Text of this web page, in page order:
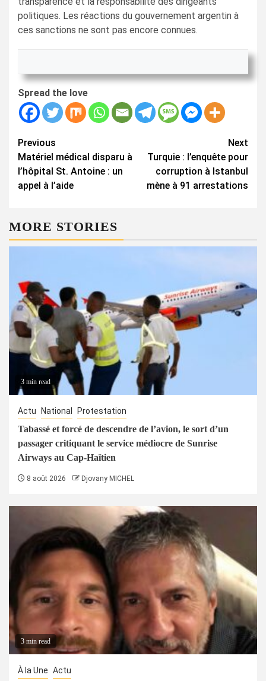
politiques. Les réactions du gouvernement argentin à
ces sanctions ne sont pas encore connues.
Spread the love
Continue
Reading
Previous
Matériel médical disparu à
l’hôpital St. Antoine : un
appel à l’aide
Next
Turquie : l’enquête pour
corruption à Istanbul
mène à 91 arrestations
MORE STORIES
3 min read
Actu National Protestation
Tabassé et forcé de descendre de l’avion, le sort d’un
passager critiquant le service médiocre de Sunrise
Airways au Cap-Haïtien
8 août 2026 Djovany MICHEL
3 min read
À la Une Actu